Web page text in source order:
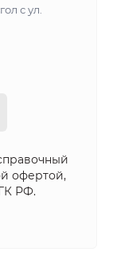
с ул.
офертой,
РФ.